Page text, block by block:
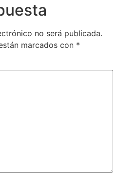
no será publicada.
marcados con *